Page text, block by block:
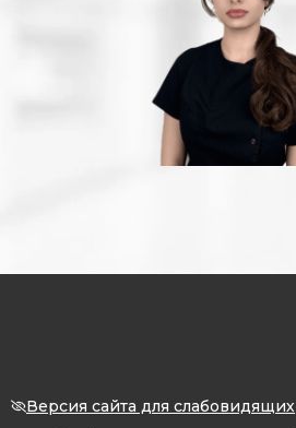
Версия сайта для слабовидящих